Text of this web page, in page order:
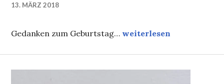
13. MÄRZ 2018
Gedanken zum Geburtstag… 60…
weiterlesen